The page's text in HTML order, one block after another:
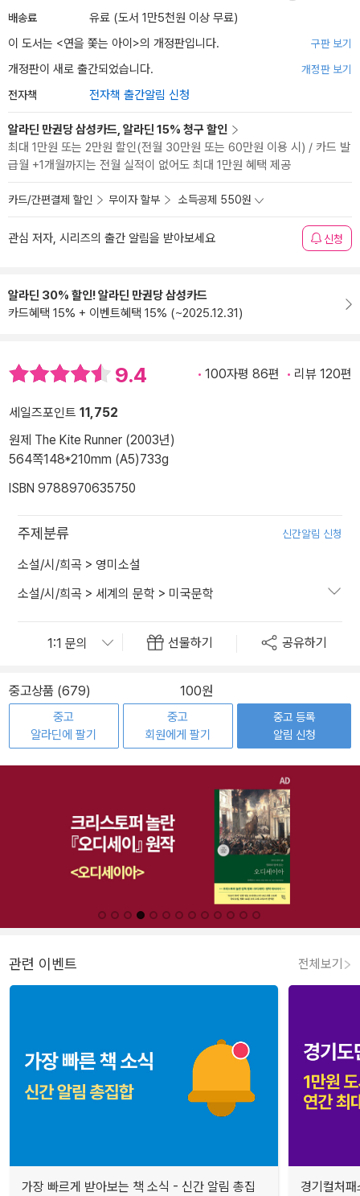
배송료
유료 (도서 1만5천원 이상 무료)
이 도서는 <연을 쫓는 아이 >의 개정판입니다. 구판 보기
개정판이 새로 출간되었습니다. 개정판 보기
전자책 전자책 출간알림 신청
알라딘 만권당 삼성카드, 알라딘 15% 청구 할인
최대 1만원 또는 2만원 할인(전월 30만원 또는 60만원 이용 시) / 카드 발
급월 +1개월까지는 전월 실적이 없어도 최대 1만원 혜택 제공
카드/간편결제 할인 무이자 할부 소득공제 550원
관심 저자, 시리즈의 출간 알림을 받아보세요 신청
알라딘 30% 할인! 알라딘 만권당 삼성카드
카드혜택 15% + 이벤트혜택 15% (~2025.12.31)
9.4 100자평 86편 리뷰 120편
세일즈포인트 11,752
원제 The Kite Runner (2003년)
564쪽148*210mm (A5)733g
ISBN 9788970635750
주제분류 신간알림 신청
소설/시/희곡 > 영미소설
소설/시/희곡 > 세계의 문학 > 미국문학
선물하기 공유하기
중고상품 (679) 100원
중고
알라딘에 팔기
중고
회원에게 팔기
중고 등록
알림 신청
관련 이벤트 전체보기
가장 빠르게 받아보는 책 소식 - 신간 알림 총집
경기컬처